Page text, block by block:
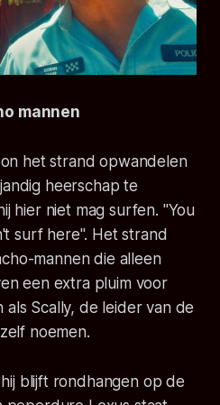
mannen
het strand opwandelen
heerschap te
hier niet mag surfen. "You
surf here". Het strand
mannen die alleen
een extra pluim voor
Scally, de leider van de
noemen.
blijft rondhangen op de